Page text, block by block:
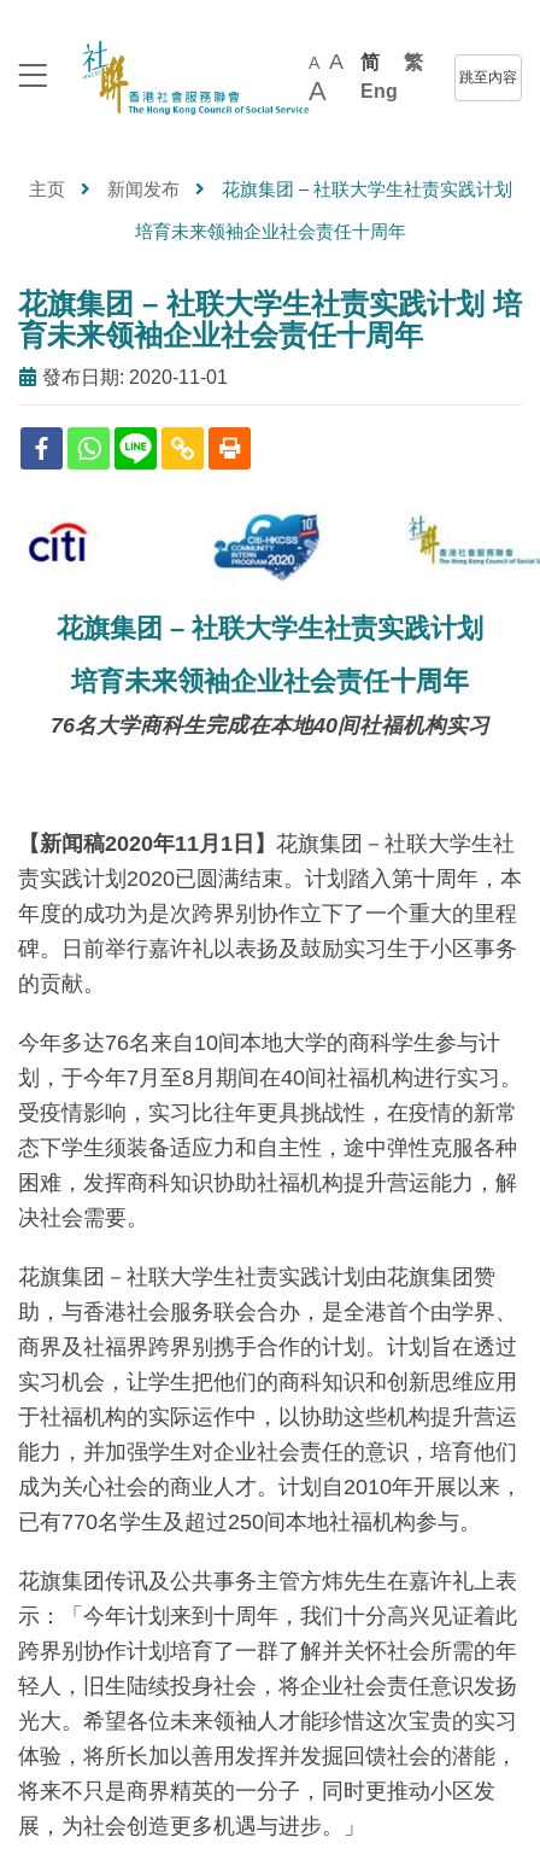
A A
A
简
繁
Eng
跳至內容
主页 新闻发布 花旗集团 – 社联大学生社责实践计划
培育未来领袖企业社会责任十周年
花旗集团 – 社联大学生社责实践计划 培
育未来领袖企业社会责任十周年
發布日期: 2020-11-01
花旗集团 – 社联大学生社责实践计划
培育未来领袖企业社会责任十周年
76名大学商科生完成在本地40间社福机构实习
【新闻稿2020年11月 1 日】 花旗集团－社联大学生社
责实践计划2020已圆满结束。计划踏入第十周年，本
年度的成功为是次跨界别协作立下了一个重大的里程
碑。日前举行嘉许礼以表扬及鼓励实习生于小区事务
的贡献。
今年多达76名来自10间本地大学的商科学生参与计
划，于今年7月至8月期间在40间社福机构进行实习。
受疫情影响，实习比往年更具挑战性，在疫情的新常
态下学生须装备适应力和自主性，途中弹性克服各种
困难，发挥商科知识协助社福机构提升营运能力，解
决社会需要。
花旗集团－社联大学生社责实践计划由花旗集团赞
助，与香港社会服务联会合办，是全港首个由学界、
商界及社福界跨界别携手合作的计划。计划旨在透过
实习机会，让学生把他们的商科知识和创新思维应用
于社福机构的实际运作中，以协助这些机构提升营运
能力，并加强学生对企业社会责任的意识，培育他们
成为关心社会的商业人才。计划自2010年开展以来，
已有770名学生及超过250间本地社福机构参与。
花旗集团传讯及公共事务主管方炜先生在嘉许礼上表
示：「今年计划来到十周年，我们十分高兴见证着此
跨界别协作计划培育了一群了解并关怀社会所需的年
轻人，旧生陆续投身社会，将企业社会责任意识发扬
光大。希望各位未来领袖人才能珍惜这次宝贵的实习
体验，将所长加以善用发挥并发掘回馈社会的潜能，
将来不只是商界精英的一分子，同时更推动小区发
展，为社会创造更多机遇与进步。」